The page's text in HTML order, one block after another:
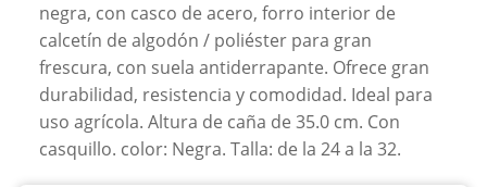
negra, con casco de acero, forro interior de
calcetín de algodón / poliéster para gran
frescura, con suela antiderrapante. Ofrece gran
durabilidad, resistencia y comodidad. Ideal para
uso agrícola. Altura de caña de 35.0 cm. Con
casquillo. color: Negra. Talla: de la 24 a la 32.